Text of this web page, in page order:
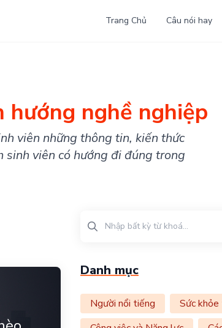
Trang Chủ Câu nói hay
nghề nghiệp
viên những thông tin, kiến thức
sinh viên có hướng đi đúng trong
Danh mục
Người nổi tiếng
Sức